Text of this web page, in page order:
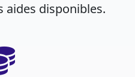
aides disponibles.